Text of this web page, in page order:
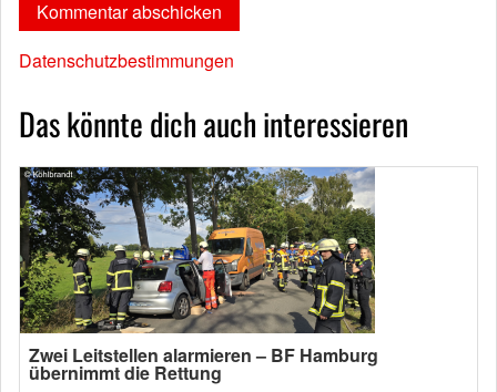
Datenschutzbestimmungen
Das könnte dich auch interessieren
Zwei Leitstellen alarmieren – BF Hamburg
übernimmt die Rettung